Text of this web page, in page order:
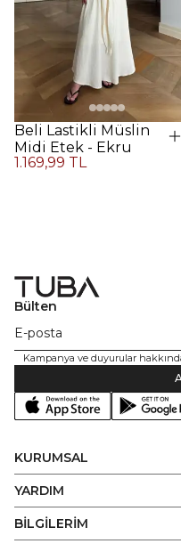
Beli Lastikli Müslin
Midi Etek - Ekru
1.169,99 TL
Bülten
Kampanya ve duyurular
KURUMSAL
YARDIM
BİLGİLERİM